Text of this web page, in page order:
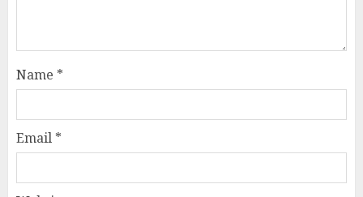
Name *
Email *